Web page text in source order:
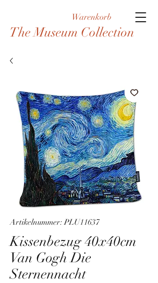
Warenkorb
The Museum Collection
Artikelnummer: PLU11637
Kissenbezug 40x40cm
Van Gogh Die
Sternennacht